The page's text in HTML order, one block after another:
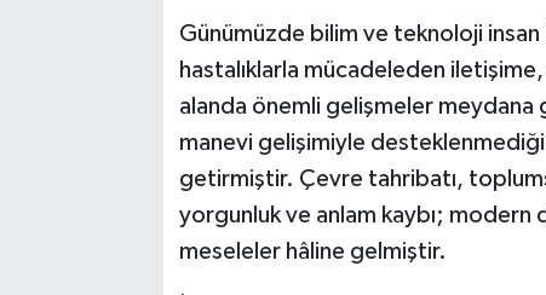
Günümüzde bilim ve teknoloji insan
hastalıklarla mücadeleden
alanda önemli gelişmeler meydana
manevi gelişimiyle
getirmiştir. Çevre tahribatı,
yorgunluk ve anlam kaybı; modern
meseleler hâline gelmiştir.